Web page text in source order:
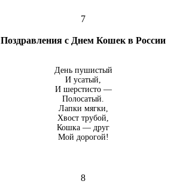
7
Поздравления с Днем Кошек в России
День пушистый
И усатый,
И шерстисто —
Полосатый.
Лапки мягки,
Хвост трубой,
Кошка — друг
Мой дорогой!
8